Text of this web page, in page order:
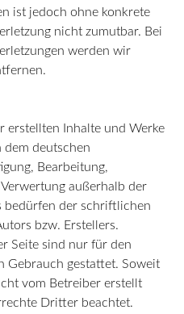
ist jedoch ohne konkrete
nicht zumutbar. Bei
werden wir
erstellten Inhalte und Werke
dem deutschen
Bearbeitung,
außerhalb der
bedürfen der schriftlichen
bzw. Erstellers.
Seite sind nur für den
Gebrauch gestattet. Soweit
vom Betreiber erstellt
Dritter beachtet.